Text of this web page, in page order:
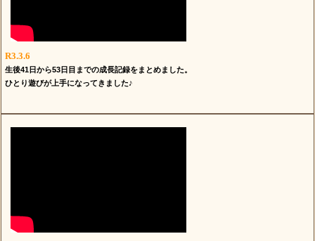
R3.3.6
生後41日から53日目までの成長記録をまとめました。
ひとり遊びが上手になってきました♪